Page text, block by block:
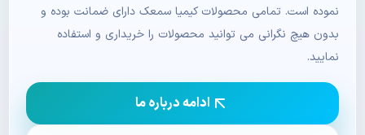
نموده است. تمامی محصولات کیمیا سمعک دارای ضمانت بوده و
بدون هیچ نگرانی می توانید محصولات را خریداری و استفاده
نمایید.
ادامه درباره ما